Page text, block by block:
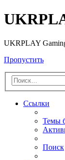
UKRPLAY
Пропустить
Ссылки
Темы
Поиск